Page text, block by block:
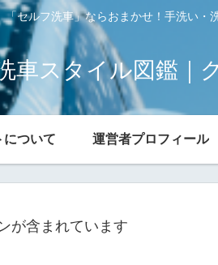
「セルフ洗車」ならおまかせ！手洗い・
車スタイル図鑑｜
について 運営者プロフィール
が含まれています